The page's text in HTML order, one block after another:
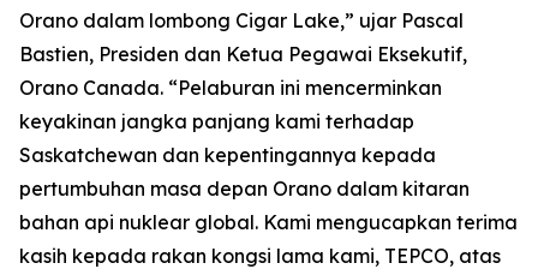
Orano dalam lombong Cigar Lake,” ujar Pascal
Bastien, Presiden dan Ketua Pegawai Eksekutif,
Orano Canada. “Pelaburan ini mencerminkan
keyakinan jangka panjang kami terhadap
Saskatchewan dan kepentingannya kepada
pertumbuhan masa depan Orano dalam kitaran
bahan api nuklear global. Kami mengucapkan terima
kasih kepada rakan kongsi lama kami, TEPCO, atas